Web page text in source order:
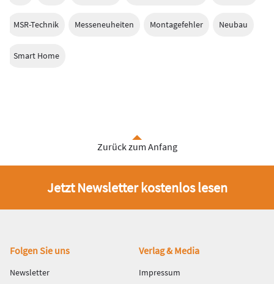
MSR-Technik Messeneuheiten Montagefehler Neubau
Smart Home
Zurück zum Anfang
Jetzt Newsletter kostenlos lesen
Fußbereich
Folgen Sie uns
Newsletter
Verlag & Media
Impressum